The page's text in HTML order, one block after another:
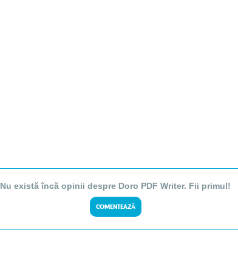
Nu există încă opinii despre Doro PDF Writer. Fii primul!
COMENTEAZĂ